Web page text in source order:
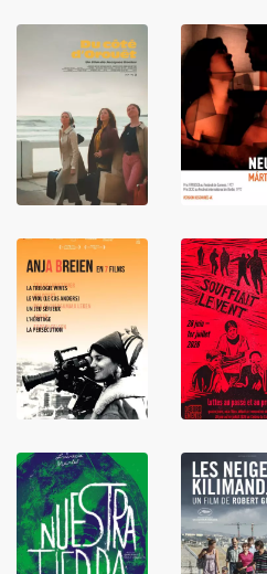
LIRE LIRE
LIRE
LIRE